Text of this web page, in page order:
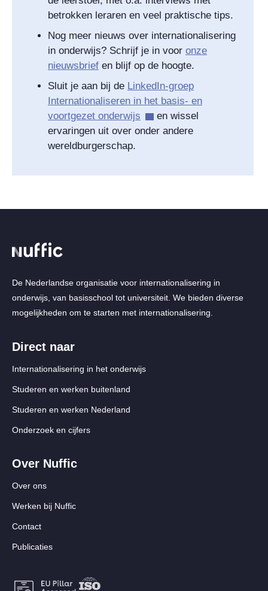
betrokken leraren en veel praktische tips.
Nog meer nieuws over internationalisering
in onderwijs? Schrijf je in voor onze
nieuwsbrief en blijf op de hoogte.
Sluit je aan bij de LinkedIn-groep
Internationaliseren in het basis- en
voortgezet onderwijs
en wissel
ervaringen uit over onder andere
wereldburgerschap.
De Nederlandse organisatie voor internationalisering in
onderwijs, van basisschool tot universiteit. We bieden diverse
mogelijkheden om te starten met internationalisering.
Direct naar
Internationalisering in het onderwijs
Studeren en werken buitenland
Studeren en werken Nederland
Onderzoek en cijfers
Over Nuffic
Over ons
Werken bij Nuffic
Contact
Publicaties